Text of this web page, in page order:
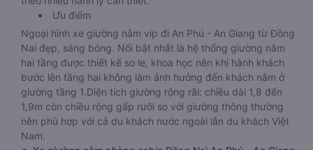
hình phẳng siêu nét, ổ cắm sạc đa năng nguồn 220v có thể
dùng chung cho nhiều thiết bị. Một số hãng xe còn thiết kế
thêm khoang chứa đồ rộng rãi nên hành khách có thể mang
theo nhiều hành lý cần thiết.
Ưu điểm
Ngoại hình xe giường nằm vip đi An Phú - An Giang từ Đồng
Nai đẹp, sáng bóng. Nổi bật nhất là hệ thống giường nằm
hai tầng được thiết kế so le, khoa học nên khi hành khách
bước lên tầng hai không làm ảnh hưởng đến khách nằm ở
giường tầng 1.Diện tích giường rộng rãi: chiều dài 1,8 đến